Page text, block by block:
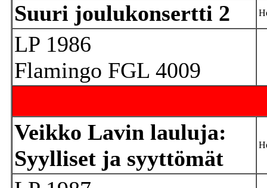
Suuri joulukonsertti 2
LP 1986
Flamingo FGL 4009
Veikko Lavin lauluja:
Syylliset ja syyttömät